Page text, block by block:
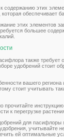
содержанию этих
обеспечивает
этих элементов
большее
также требует
удобрений стоит
вашего
стоит учитывать
прочитайте
к перегрузке
для пасифлоры
учитывайте
ей оптимальные